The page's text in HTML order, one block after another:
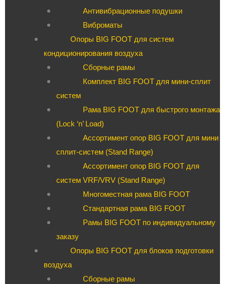
Антивибрационные подушки
Виброматы
Опоры BIG FOOT для систем
кондиционирования воздуха
Сборные рамы
Комплект BIG FOOT для мини-сплит
систем
Рама BIG FOOT для быстрого монтажа
(Lock ‘n’ Load)
Ассортимент опор BIG FOOT для мини
сплит-систем (Stand Range)
Ассортимент опор BIG FOOT для
систем VRF/VRV (Stand Range)
Многоместная рама BIG FOOT
Стандартная рама BIG FOOT
Рамы BIG FOOT по индивидуальному
заказу
Опоры BIG FOOT для блоков подготовки
воздуха
Сборные рамы